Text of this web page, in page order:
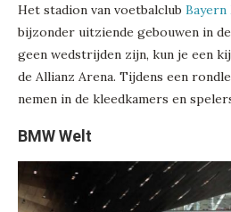
Het stadion van voetbalclub Bayern
bijzonder uitziende gebouwen in
geen wedstrijden zijn, kun je een
de Allianz Arena. Tijdens een
nemen in de kleedkamers en
BMW Welt